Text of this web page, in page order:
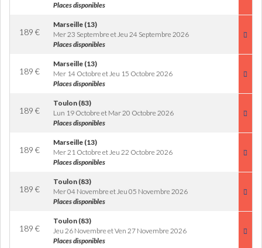
Places disponibles
189 €
Marseille (13)
Mer 23 Septembre et Jeu 24 Septembre 2026
Places disponibles
189 €
Marseille (13)
Mer 14 Octobre et Jeu 15 Octobre 2026
Places disponibles
189 €
Toulon (83)
Lun 19 Octobre et Mar 20 Octobre 2026
Places disponibles
189 €
Marseille (13)
Mer 21 Octobre et Jeu 22 Octobre 2026
Places disponibles
189 €
Toulon (83)
Mer 04 Novembre et Jeu 05 Novembre 2026
Places disponibles
189 €
Toulon (83)
Jeu 26 Novembre et Ven 27 Novembre 2026
Places disponibles